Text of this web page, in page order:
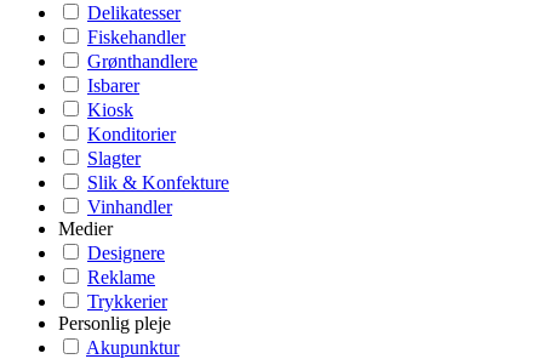
Delikatesser
Fiskehandler
Grønthandlere
Isbarer
Kiosk
Konditorier
Slagter
Slik & Konfekture
Vinhandler
Medier
Designere
Reklame
Trykkerier
Personlig pleje
Akupunktur